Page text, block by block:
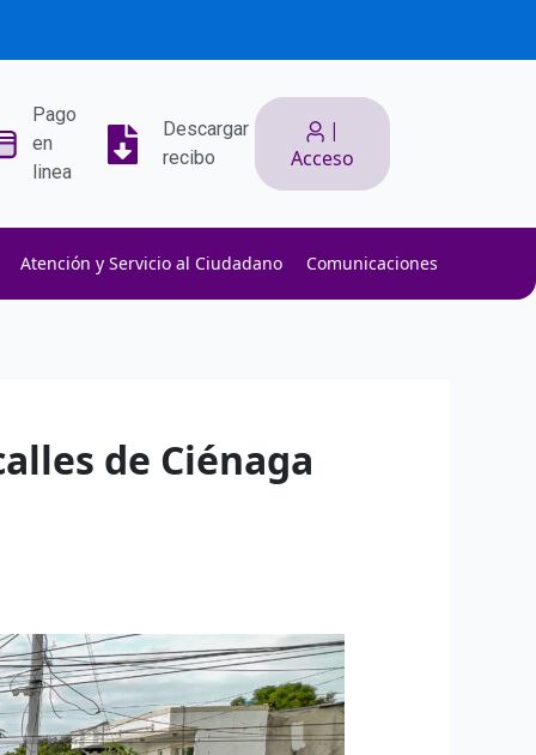
Pago
en
linea
Descargar
recibo
|
Acceso
Atención y Servicio al Ciudadano Comunicaciones
de Ciénaga